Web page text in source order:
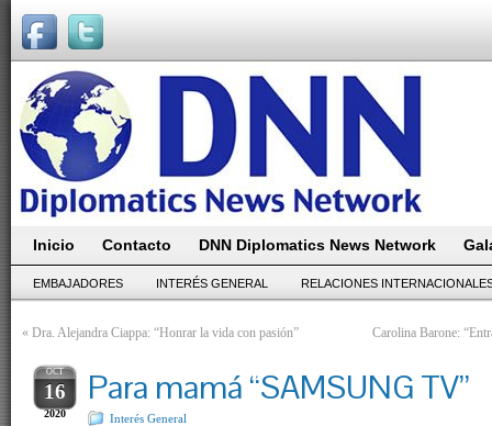
Inicio Contacto DNN Diplomatics News Network
EMBAJADORES INTERÉS GENERAL RELACIONES
« Dra. Alejandra Ciappa: “Honrar la vida con pasión” Carolina Barone:
OCT
16
2020
Para mamá “SAMSUNG TV”
Interés General